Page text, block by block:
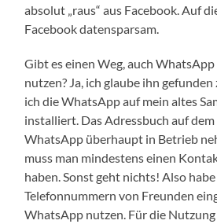
absolut „raus“ aus Facebook. Auf
Facebook datensparsam.
Gibt es einen Weg, auch
nutzen? Ja, ich glaube ihn
ich die WhatsApp auf mein altes
installiert. Das Adressbuch auf
WhatsApp überhaupt in Betrieb
muss man mindestens einen
haben. Sonst geht nichts! Also
Telefonnummern von Freunden
WhatsApp nutzen. Für die